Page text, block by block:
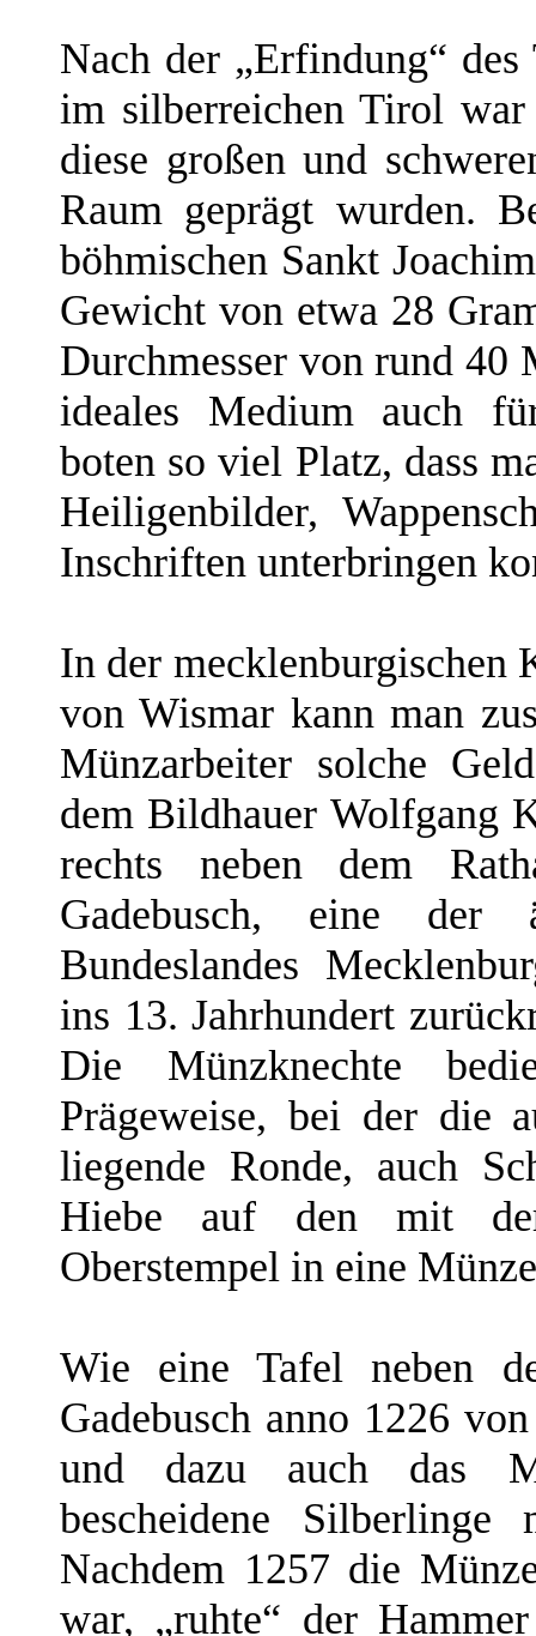
Nach der „Erfindung“ des
im silberreichen Tirol
diese großen und
Raum geprägt wurden.
böhmischen Sankt
Gewicht von etwa 28
Durchmesser von rund
ideales Medium auch
boten so viel Platz, dass
Heiligenbilder,
Inschriften unterbringen
In der mecklenburgischen
von Wismar kann man
Münzarbeiter solche
dem Bildhauer Wolfgang
rechts neben dem
Gadebusch, eine der
Bundeslandes
ins 13. Jahrhundert
Die Münzknechte
Prägeweise, bei der die
liegende Ronde, auch
Hiebe auf den mit
Oberstempel in eine
Wie eine Tafel neben
Gadebusch anno 1226
und dazu auch das
bescheidene
Nachdem 1257 die
war, „ruhte“ der